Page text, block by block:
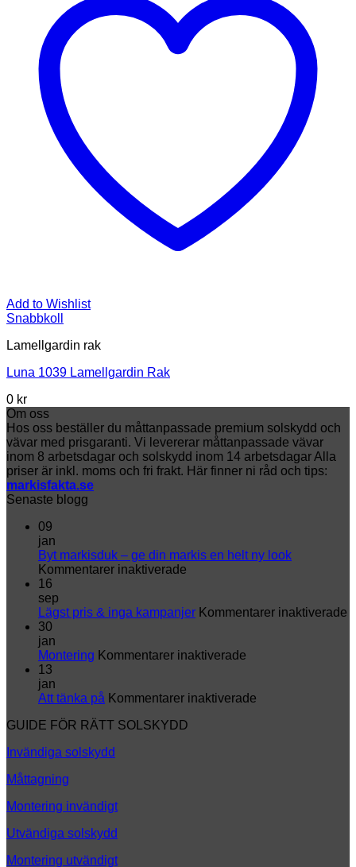
Add to Wishlist
Snabbkoll
Lamellgardin rak
Luna 1039 Lamellgardin Rak
0 kr
Om oss
Hos oss beställer du måttanpassade premium solskydd och
vävar med prisgaranti. Vi levererar måttanpassade vävar
inom 8 arbetsdagar och solskydd inom 14 arbetsdagar Alla
priser är inkl. moms och fri frakt. Här finner ni råd och tips:
markisfakta.se
Senaste blogg
09
jan
Byt markisduk – ge din markis en helt ny look
Kommentarer inaktiverade
–
markis
ny
16
sep
Lägst pris & inga kampanjer Kommentarer inaktiverade
30
jan
Montering Kommentarer inaktiverade
13
jan
Att tänka på Kommentarer inaktiverade
GUIDE FÖR RÄTT SOLSKYDD
Invändiga solskydd
Måttagning
Montering invändigt
Utvändiga solskydd
Montering utvändigt